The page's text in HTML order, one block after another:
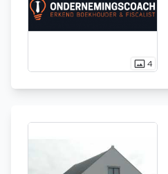
photo_size_select_actual4